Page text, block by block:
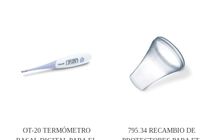
OT-20 TERMÓMETRO
795.34 RECAMBIO DE